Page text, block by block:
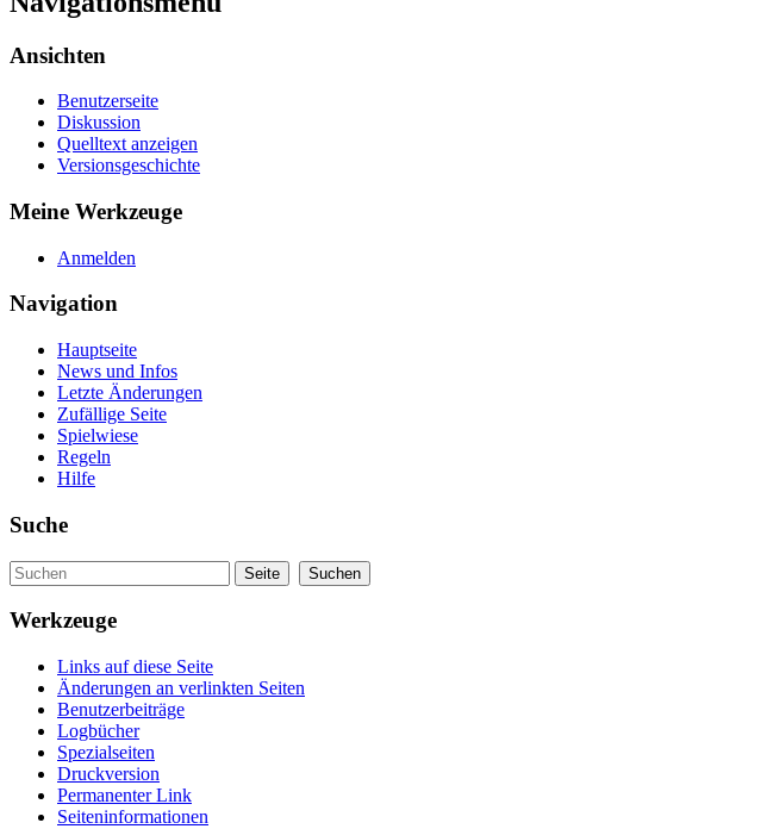
Ansichten
Benutzerseite
Diskussion
Quelltext anzeigen
Versionsgeschichte
Meine Werkzeuge
Anmelden
Navigation
Hauptseite
News und Infos
Letzte Änderungen
Zufällige Seite
Spielwiese
Regeln
Hilfe
Suche
Werkzeuge
Links auf diese Seite
Änderungen an verlinkten Seiten
Benutzerbeiträge
Logbücher
Spezialseiten
Druckversion
Permanenter Link
Seiteninformationen